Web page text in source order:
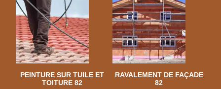
PEINTURE SUR TUILE ET
TOITURE 82
RAVALEMENT DE FAÇADE
82